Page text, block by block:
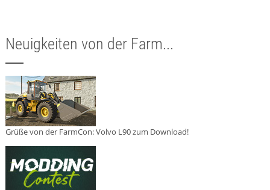
Neuigkeiten von der Farm...
Grüße von der FarmCon: Volvo L90 zum Download!